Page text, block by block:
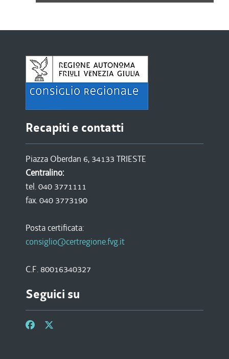
Recapiti e contatti
Piazza Oberdan 6, 34133 TRIESTE
Centralino:
tel. 040 3771111
fax. 040 3773190
Posta certificata:
consiglio@certregione.fvg.it
C.F. 80016340327
Seguici su